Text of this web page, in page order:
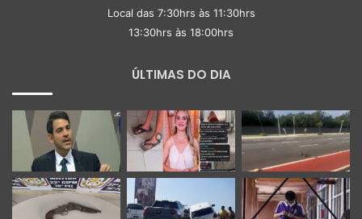
Local das 7:30hrs às 11:30hrs
13:30hrs às 18:00hrs
ÚLTIMAS DO DIA